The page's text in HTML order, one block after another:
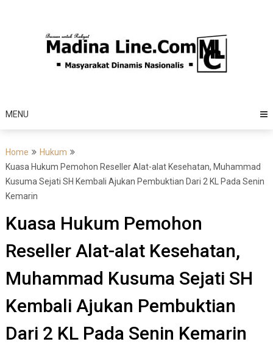
MENU
Home
Hukum
Kuasa Hukum Pemohon Reseller Alat-alat Kesehatan, Muhammad
Kusuma Sejati SH Kembali Ajukan Pembuktian Dari 2 KL Pada Senin
Kemarin
Kuasa Hukum Pemohon
Reseller Alat-alat Kesehatan,
Muhammad Kusuma Sejati SH
Kembali Ajukan Pembuktian
Dari 2 KL Pada Senin Kemarin